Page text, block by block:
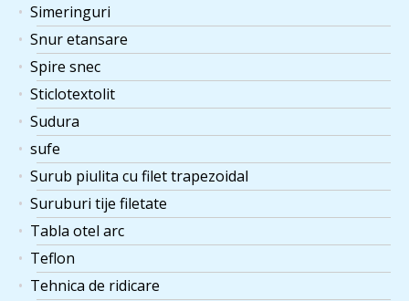
Simeringuri
Snur etansare
Spire snec
Sticlotextolit
Sudura
sufe
Surub piulita cu filet trapezoidal
Suruburi tije filetate
Tabla otel arc
Teflon
Tehnica de ridicare